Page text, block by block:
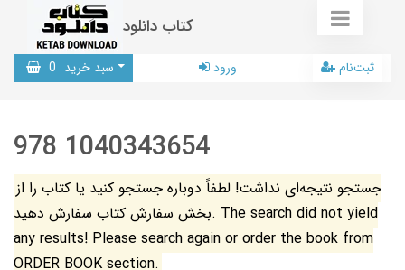
کتاب دانلود
سبد خرید 0 ورود ثبت‌نام
978 1040343654
جستجو نتیجه‌ای نداشت! لطفاً دوباره جستجو کنید یا کتاب را از
بخش سفارش کتاب سفارش دهید. The search did not yield
any results! Please search again or order the book from
ORDER BOOK section.